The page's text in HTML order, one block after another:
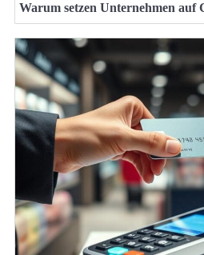
Warum setzen Unternehmen auf